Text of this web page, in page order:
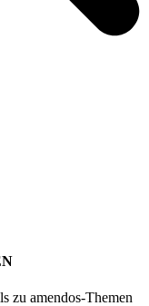
zu amendos-Themen